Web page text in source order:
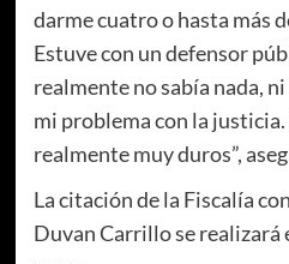
darme cuatro o hasta más
Estuve con un defensor
realmente no sabía nada,
mi problema con la
realmente muy duros”,
La citación de la Fiscalía
Duvan Carrillo se realizará